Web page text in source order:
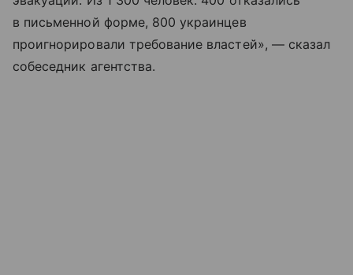
в письменной форме, 800 украинцев
проигнорировали требование властей», — сказал
собеседник агентства.